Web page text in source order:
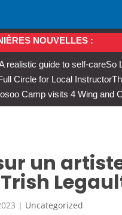
NOUVELLES :
realistic guide to self-careSo
Circle for Local Instructor
Camp visits 4 Wing and
un
| Uncategorized